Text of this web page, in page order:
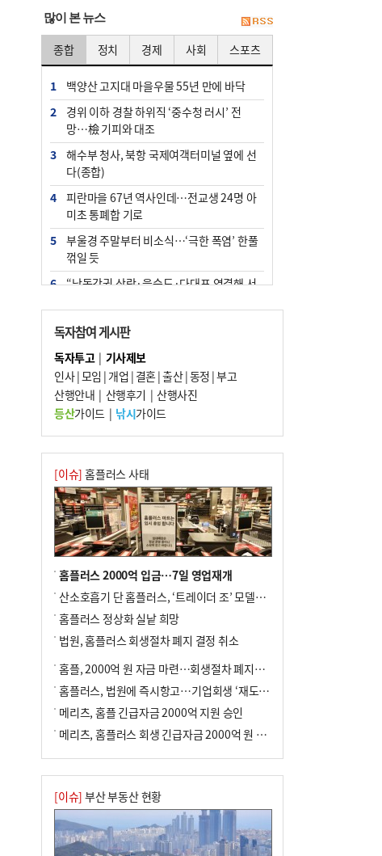
많이 본 뉴스
종합 정치 경제 사회 스포츠
1
백양산 고지대 마을우물 55년 만에 바닥
2
경위 이하 경찰 하위직 ‘중수청 러시’ 전
망…檢 기피와 대조
3
해수부 청사, 북항 국제여객터미널 옆에 선
다(종합)
4
피란마을 67년 역사인데…전교생 24명 아
미초 통폐합 기로
5
부울경 주말부터 비소식…‘극한 폭염’ 한풀
꺾일 듯
6
“낙동강권 삼락·을숙도·다대포 연결해 서
7
오늘의 날씨- 2026년 8월 7일
8
외국인 선원 ‘인신매매 경유지’ 된 부산…
우려가 현실로
9
[사설] 해수부 신청사 북항으로 확정, 해양
수도 도약의 전환점
10 르노 못 타는 부산시장…관용차 규정에 막
힌 지역기업 응원
독자참여 게시판
독자투고| 기사제보
인사|모임 | 개업 | 결혼|출산|동정 |부고
산행안내 | 산행후기 | 산행사진
등산가이드| 낚시가이드
[이슈] 홈플러스 사태
홈플러스 2000억 입금…7일 영업재개
산소호흡기 단 홈플러스, ‘트레이더 조’ 모델로 살아날까
홈플러스 정상화 실낱 희망
법원, 홈플러스 회생절차 폐지 결정 취소
홈플, 2000억 원 자금 마련…회생절차 폐지에 즉시항고(종합)
홈플러스, 법원에 즉시항고…기업회생 ‘재도전’
메리츠, 홈플 긴급자금 2000억 지원 승인
메리츠, 홈플러스 회생 긴급자금 2000억 원 지원 승인
[이슈] 부산 부동산 현황